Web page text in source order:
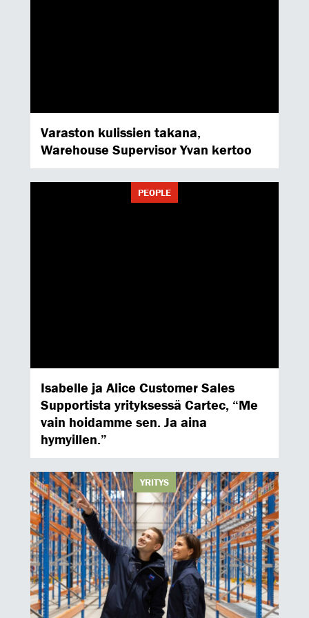
Varaston kulissien takana,
Warehouse Supervisor Yvan kertoo
PEOPLE
Isabelle ja Alice Customer Sales
Supportista yrityksessä Cartec, “Me
vain hoidamme sen. Ja aina
hymyillen.”
YRITYS